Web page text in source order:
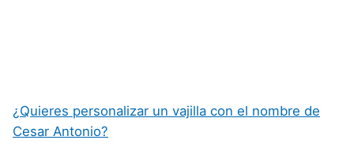
¿Quieres personalizar un vajilla con el nombre de
Cesar Antonio?